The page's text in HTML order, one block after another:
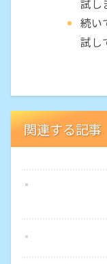
試し
続い
試し
関連する記事